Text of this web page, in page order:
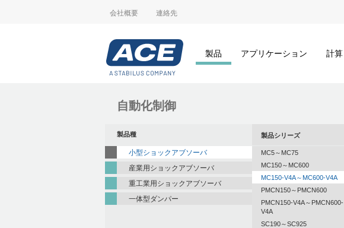
会社概要 連絡先
製品 アプリケーション 計算
自動化制御
製品種
小型ショックアブソーバ
産業用ショックアブソーバ
重工業用ショックアブソーバ
一体型ダンパー
製品シリーズ
MC5～MC75
MC150～MC600
MC150-V4A～MC600-V4A
PMCN150～PMCN600
PMCN150-V4A～PMCN600-
V4A
SC190～SC925